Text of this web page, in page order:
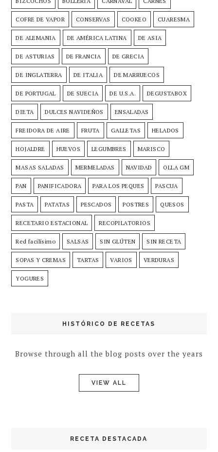
COFRE DE VAPOR CONSERVAS COOKEO CUARESMA
DE ALEMANIA DE AMÉRICA LATINA DE ASIA
DE ASTURIAS DE FRANCIA DE GRECIA
DE INGLATERRA DE ITALIA DE MARRUECOS
DE PORTUGAL DE SUECIA DE U.S.A. DEGUSTABOX
DIETA DULCES NAVIDEÑOS ENSALADAS
FREIDORA DE AIRE FRUTA GALLETAS HELADOS
HOJALDRE HUEVOS LEGUMBRES MARISCO
MASAS SALADAS MERMELADAS NAVIDAD OLLA GM
PAN PANIFICADORA PARA LOS PEQUES PASCUA
PASTA PATATAS PESCADOS POSTRES QUESOS
RECETARIO ESTACIONAL RECOPILATORIOS
Red facilísimo SALSAS SIN GLÚTEN SIN RECETA
SOPAS Y CREMAS TARTAS VARIOS VERDURAS
YOGURES
HISTÓRICO DE RECETAS
Browse through all the blog posts over the years
VIEW ALL
RECETA DESTACADA